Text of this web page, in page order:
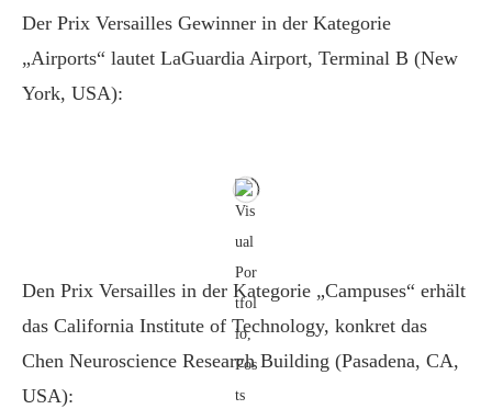
Der Prix Versailles Gewinner in der Kategorie
„Airports“ lautet LaGuardia Airport, Terminal B (New
York, USA):
Den Prix Versailles in der Kategorie „Campuses“ erhält
das California Institute of Technology, konkret das
Chen Neuroscience Research Building (Pasadena, CA,
USA):